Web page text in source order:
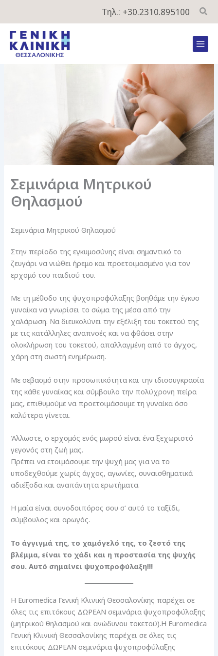
περιεχόμενο
Τηλ.: +30.2310.895100
Σεμινάρια Μητρικού
Θηλασμού
Σεμινάρια Μητρικού Θηλασμού
Στην περίοδο της εγκυμοσύνης είναι σημαντικό το
ζευγάρι να νιώθει ήρεμο και προετοιμασμένο για τον
ερχομό του παιδιού του.
Με τη μέθοδο της ψυχοπροφύλαξης βοηθάμε την έγκυο
γυναίκα να γνωρίσει το σώμα της μέσα από την
χαλάρωση. Να διευκολύνει την εξέλιξη του τοκετού της
με τις κατάλληλες αναπνοές και να φθάσει στην
ολοκλήρωση του τοκετού, απαλλαγμένη από το άγχος,
χάρη στη σωστή ενημέρωση.
Με σεβασμό στην προσωπικότητα και την ιδιοσυγκρασία
της κάθε γυναίκας και σύμβουλο την πολύχρονη πείρα
μας, επιθυμούμε να προετοιμάσουμε τη γυναίκα όσο
καλύτερα γίνεται.
Άλλωστε, ο ερχομός ενός μωρού είναι ένα ξεχωριστό
γεγονός στη ζωή μας.
Πρέπει να ετοιμάσουμε την ψυχή μας για να το
υποδεχθούμε χωρίς άγχος, αγωνίες, συναισθηματικά
αδιέξοδα και αναπάντητα ερωτήματα.
Η μαία είναι συνοδοιπόρος σου σ’ αυτό το ταξίδι,
σύμβουλος και αρωγός.
Το άγγιγμά της, το χαμόγελό της, το ζεστό της
βλέμμα, είναι το χάδι και η προστασία της ψυχής
σου. Αυτό σημαίνει ψυχοπροφύλαξη!!!
Η Euromedica Γενική Κλινική Θεσσαλονίκης παρέχει σε
όλες τις επιτόκους ΔΩΡΕΑΝ σεμινάρια ψυχοπροφύλαξης
(μητρικού θηλασμού και ανώδυνου τοκετού).Η Euromedica
Γενική Κλινική Θεσσαλονίκης παρέχει σε όλες τις
επιτόκους ΔΩΡΕΑΝ σεμινάρια ψυχοπροφύλαξης